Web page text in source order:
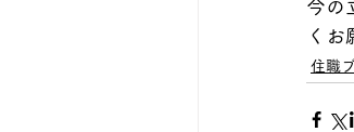
今の
くお
住職